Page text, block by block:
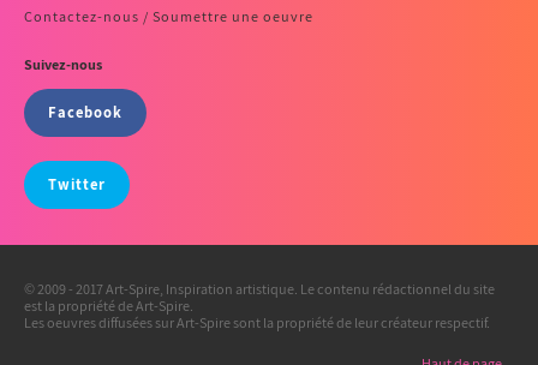
Contactez-nous / Soumettre une oeuvre
Suivez-nous
Facebook
Twitter
© 2009 - 2017 Art-Spire, Inspiration artistique. Le contenu rédactionnel du site
est la propriété de Art-Spire.
Les oeuvres diffusées sur Art-Spire sont la propriété de leur créateur respectif.